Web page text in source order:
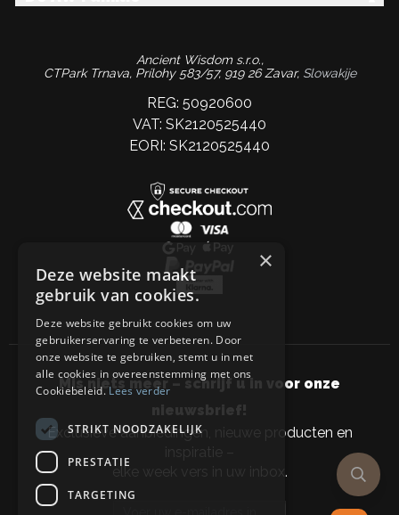
Ancient Wisdom s.r.o.,
CTPark Trnava, Prílohy 583/57, 919 26 Zavar, Slowakije
REG: 50920600
VAT: SK2120525440
EORI: SK2120525440
Mis niets meer – schrijf u in voor onze
nieuwsbrief!
Exclusieve aanbiedingen, nieuwe producten en
inspiratie –
elke week vers in uw inbox.
×
Deze website maakt
gebruik van cookies.
Deze website gebruikt cookies om uw
gebruikerservaring te verbeteren. Door
onze website te gebruiken, stemt u in met
alle cookies in overeenstemming met ons
Cookiebeleid.Lees verder
STRIKT NOODZAKELIJK
PRESTATIE
TARGETING